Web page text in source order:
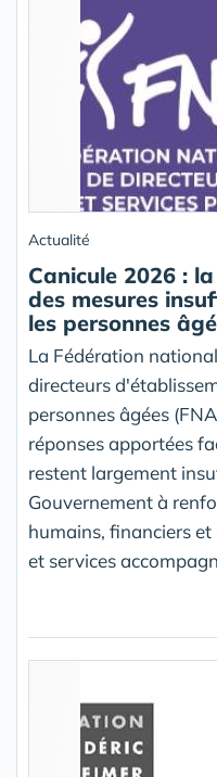
Actualité
Canicule 2026 :
des mesures
les personnes
La Fédération
directeurs
personnes âgées
réponses apportées
restent largement
Gouvernement à
humains, financiers
et services